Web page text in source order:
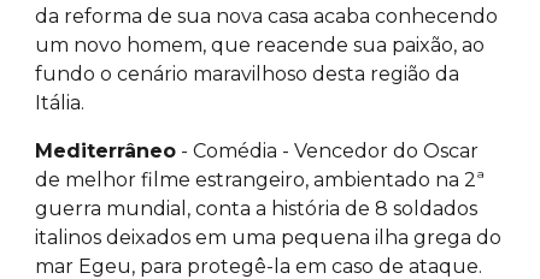
da reforma de sua nova casa acaba conhecendo
um novo homem, que reacende sua paixão, ao
fundo o cenário maravilhoso desta região da
Itália.
Mediterrâneo - Comédia - Vencedor do Oscar
de melhor filme estrangeiro, ambientado na 2ª
guerra mundial, conta a história de 8 soldados
italinos deixados em uma pequena ilha grega do
mar Egeu, para protegê-la em caso de ataque.